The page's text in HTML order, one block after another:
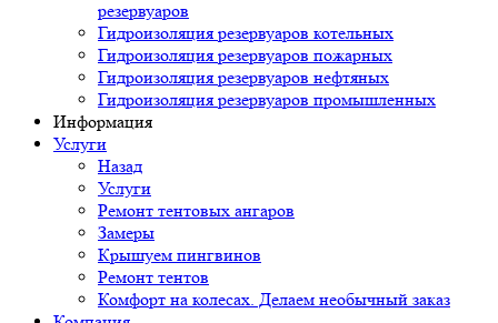
резервуаров
Гидроизоляция резервуаров котельных
Гидроизоляция резервуаров пожарных
Гидроизоляция резервуаров нефтяных
Гидроизоляция резервуаров промышленных
Информация
Услуги
Назад
Услуги
Ремонт тентовых ангаров
Замеры
Крышуем пингвинов
Ремонт тентов
Комфорт на колесах. Делаем необычный заказ